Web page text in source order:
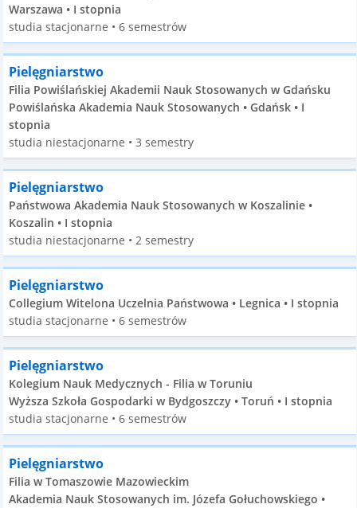
Warszawa • I stopnia
studia stacjonarne • 6 semestrów
Pielęgniarstwo
Filia Powiślańskiej Akademii Nauk Stosowanych w Gdańsku
Powiślańska Akademia Nauk Stosowanych • Gdańsk • I
stopnia
studia niestacjonarne • 3 semestry
Pielęgniarstwo
Państwowa Akademia Nauk Stosowanych w Koszalinie •
Koszalin • I stopnia
studia niestacjonarne • 2 semestry
Pielęgniarstwo
Collegium Witelona Uczelnia Państwowa • Legnica • I stopnia
studia stacjonarne • 6 semestrów
Pielęgniarstwo
Kolegium Nauk Medycznych - Filia w Toruniu
Wyższa Szkoła Gospodarki w Bydgoszczy • Toruń • I stopnia
studia stacjonarne • 6 semestrów
Pielęgniarstwo
Filia w Tomaszowie Mazowieckim
Akademia Nauk Stosowanych im. Józefa Gołuchowskiego •